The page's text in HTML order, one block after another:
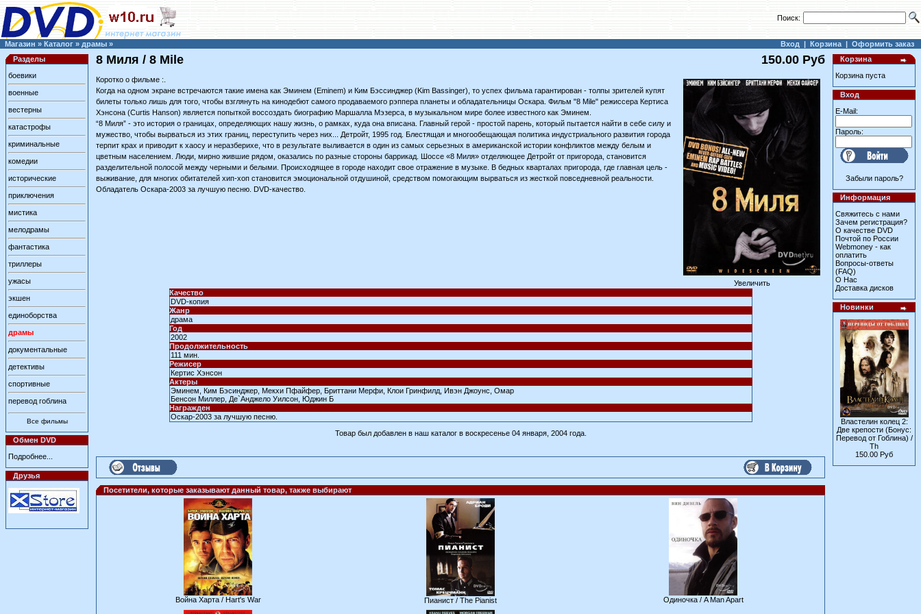
Поиск:
Магазин » Каталог » драмы » Вход | Корзина | Оформить заказ
Разделы
боевики
военные
вестерны
катастрофы
криминальные
комедии
исторические
приключения
мистика
мелодрамы
фантастика
триллеры
ужасы
экшен
единоборства
драмы
документальные
детективы
спортивные
перевод гоблина
Все фильмы
Обмен DVD
Подробнее...
Друзья
8 Миля / 8 Mile 150.00 Руб
Увеличить
Коротко о фильме :.
Когда на одном экране встречаются такие имена как Эминем (Eminem) и Ким Бэссинджер (Kim Bassinger), то успех фильма гарантирован - толпы зрителей купят
билеты только лишь для того, чтобы взглянуть на кинодебют самого продаваемого рэппера планеты и обладательницы Оскара. Фильм "8 Mile" режиссера Кертиса
Хэнсона (Curtis Hanson) является попыткой воссоздать биографию Маршалла Мэзерса, в музыкальном мире более известного как Эминем.
“8 Миля” - это история о границах, определяющих нашу жизнь, о рамках, куда она вписана. Главный герой - простой парень, который пытается найти в себе силу и
мужество, чтобы вырваться из этих границ, переступить через них... Детройт, 1995 год. Блестящая и многообещающая политика индустриального развития города
терпит крах и приводит к хаосу и неразберихе, что в результате выливается в один из самых серьезных в американской истории конфликтов между белым и
цветным населением. Люди, мирно жившие рядом, оказались по разные стороны баррикад. Шоссе «8 Миля» отделяющее Детройт от пригорода, становится
разделительной полосой между черными и белыми. Происходящее в городе находит свое отражение в музыке. В бедных кварталах пригорода, где главная цель -
выживание, для многих обитателей хип-хоп становится эмоциональной отдушиной, средством помогающим вырваться из жесткой повседневной реальности.
Обладатель Оскара-2003 за лучшую песню. DVD-качество.
Качество
DVD-копия
Жанр
драма
Год
2002
Продолжительность
111 мин.
Режисер
Кертис Хэнсон
Актеры
Эминем, Ким Бэсинджер, Мекхи Пфайфер, Бриттани Мерфи, Клои Гринфилд, Ивэн Джоунс, Омар
Бенсон Миллер, Де`Анджело Уилсон, Юджин Б
Награжден
Оскар-2003 за лучшую песню.
Товар был добавлен в наш каталог в воскресенье 04 января, 2004 года.
Посетители, которые заказывают данный товар, также выбирают
Война Харта / Hart's War Пианист / The Pianist Одиночка / A Man Apart
Корзина
Корзина пуста
Вход
E-Mail:
Пароль:
Забыли пароль?
Информация
Свяжитесь с нами
Зачем регистрация?
О качестве DVD
Почтой по России
Webmoney - как
оплатить
Вопросы-ответы
(FAQ)
О Нас
Доставка дисков
Новинки
Властелин колец 2:
Две крепости (Бонус:
Перевод от Гоблина) /
Th
150.00 Руб